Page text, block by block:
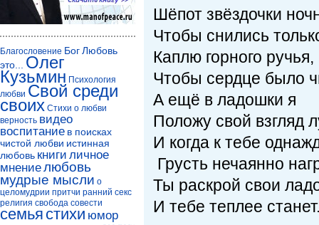
Шёпот звёздочки
Чтобы снились
Каплю горного ручья,
Чтобы сердце было
А ещё в ладошки я
Положу свой взгляд
И когда к тебе
Грусть нечаянно
Ты раскрой свои
И тебе теплее
Благословение БогЛюбовь
это...
Олег
Кузьмин Психология
любви Свой среди
своих Стихи о любви
верность видео
воспитание в поисках
чистой любви истинная
любовь книги личное
мнениелюбовь
мудрые мысли о
целомудрии притчи ранний секс
религия свобода совести
семья стихи юмор